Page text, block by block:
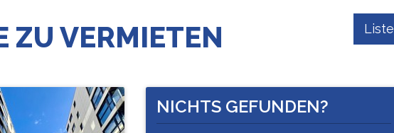
Liste
ZU VERMIETEN
NICHTS GEFUNDEN?